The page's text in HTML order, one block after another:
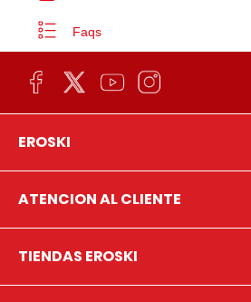
Faqs
EROSKI
ATENCION AL CLIENTE
TIENDAS EROSKI